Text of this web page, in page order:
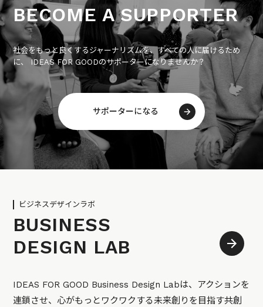
BECOME A SUPPORTER
社会をもっと良くするジャーナリズムを、すべての人に届けるため
に、 IDEAS FOR GOODのサポーターになりませんか？
サポーターになる
ビジネスデザインラボ
BUSINESS
DESIGN LAB
IDEAS FOR GOOD Business Design Labは、アクションを
連鎖させ、心がもっとワクワクする未来創りを目指す共創